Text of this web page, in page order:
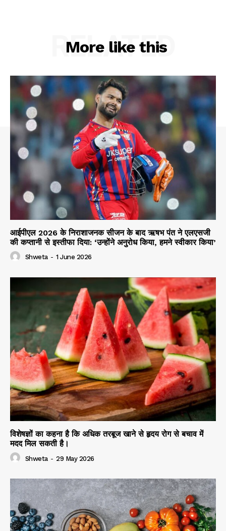
More like this
RELATED
आईपीएल 2026 के निराशाजनक सीजन के बाद ऋषभ पंत ने एलएसजी
की कप्तानी से इस्तीफा दिया: ‘उन्होंने अनुरोध किया, हमने स्वीकार किया’
Shweta - 1 June 2026
विशेषज्ञों का कहना है कि अधिक तरबूज खाने से हृदय रोग से बचाव में
मदद मिल सकती है।
Shweta - 29 May 2026